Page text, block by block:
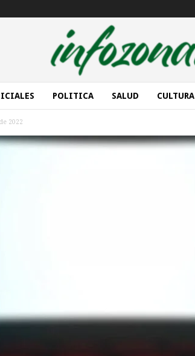
POLITICA SALUD CULTURA
2022